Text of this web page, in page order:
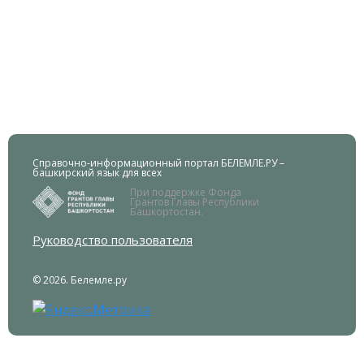
Справочно-информационный портал БЕЛЕМЛЕ.РУ –
башкирский язык для всех
При поддержке Фонда
Грантов Главы Республики
Башкортостан.
Руководство пользователя
© 2026. Белемле.ру